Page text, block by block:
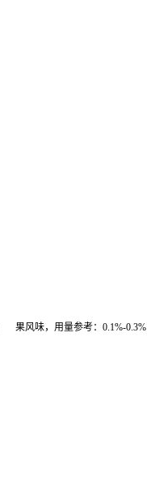
果风味，用量参考：0.1%-0.3%